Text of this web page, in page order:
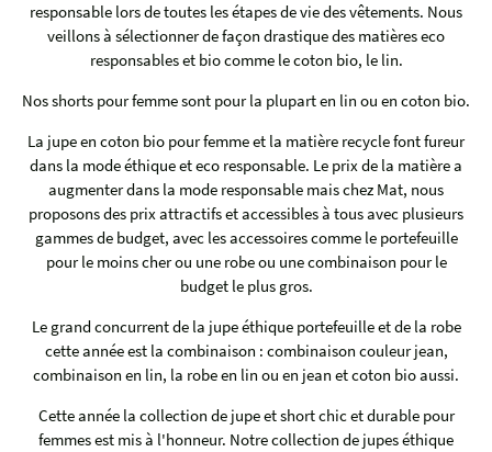
responsable lors de toutes les étapes de vie des vêtements. Nous
veillons à sélectionner de façon drastique des matières eco
responsables et bio comme le coton bio, le lin.
Nos shorts pour femme sont pour la plupart en lin ou en coton bio.
La jupe en coton bio pour femme et la matière recycle font fureur
dans la mode éthique et eco responsable. Le prix de la matière a
augmenter dans la mode responsable mais chez Mat, nous
proposons des prix attractifs et accessibles à tous avec plusieurs
gammes de budget, avec les accessoires comme le portefeuille
pour le moins cher ou une robe ou une combinaison pour le
budget le plus gros.
Le grand concurrent de la jupe éthique portefeuille et de la robe
cette année est la combinaison : combinaison couleur jean,
combinaison en lin, la robe en lin ou en jean et coton bio aussi.
Cette année la collection de jupe et short chic et durable pour
femmes est mis à l'honneur. Notre collection de jupes éthique